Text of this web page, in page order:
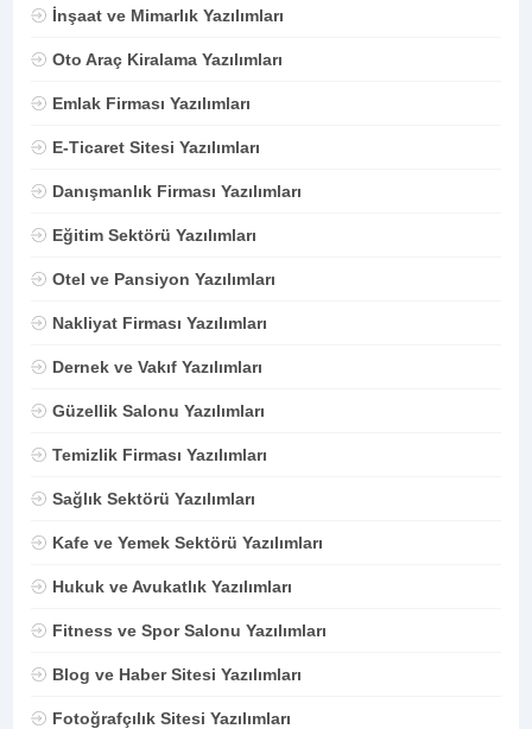
İnşaat ve Mimarlık Yazılımları
Oto Araç Kiralama Yazılımları
Emlak Firması Yazılımları
E-Ticaret Sitesi Yazılımları
Danışmanlık Firması Yazılımları
Eğitim Sektörü Yazılımları
Otel ve Pansiyon Yazılımları
Nakliyat Firması Yazılımları
Dernek ve Vakıf Yazılımları
Güzellik Salonu Yazılımları
Temizlik Firması Yazılımları
Sağlık Sektörü Yazılımları
Kafe ve Yemek Sektörü Yazılımları
Hukuk ve Avukatlık Yazılımları
Fitness ve Spor Salonu Yazılımları
Blog ve Haber Sitesi Yazılımları
Fotoğrafçılık Sitesi Yazılımları